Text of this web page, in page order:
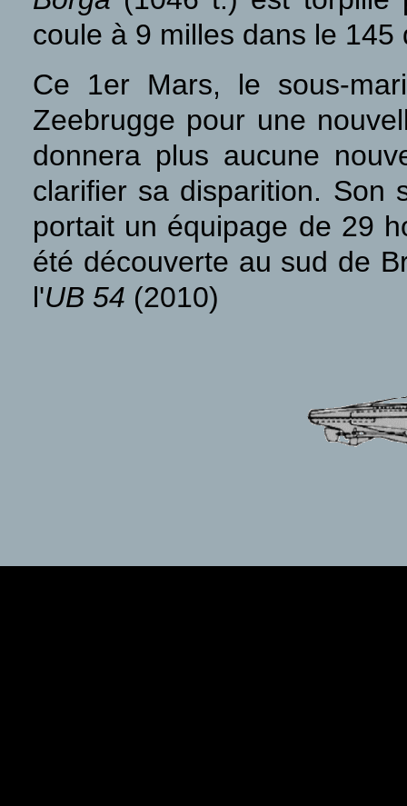
coule à 9 milles dans le
Ce 1er Mars, le sous-
Zeebrugge pour une
donnera plus aucune
clarifier sa disparition.
portait un équipage de 29
été découverte au sud de
l'UB 54 (2010)